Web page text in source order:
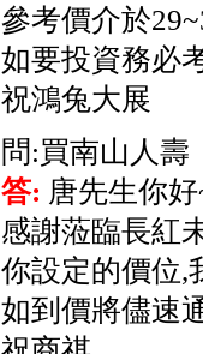
參考價介於
如要投資務必
祝鴻兔大展
問:買南山人壽
答: 唐先生你
感謝蒞臨長紅
你設定的價位,
如到價將儘速